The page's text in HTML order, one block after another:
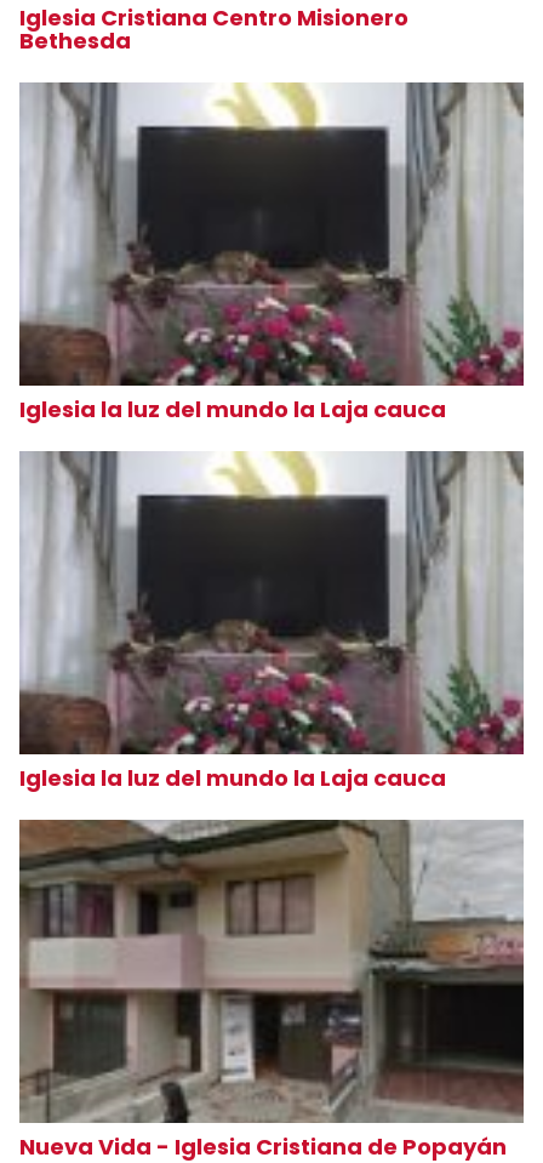
Iglesia Cristiana Centro Misionero
Bethesda
Iglesia la luz del mundo la Laja cauca
Iglesia la luz del mundo la Laja cauca
Nueva Vida - Iglesia Cristiana de Popayán